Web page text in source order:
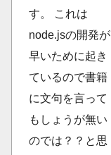
す。 これは
node.jsの開発が
早いために起き
ているので書籍
に文句を言って
もしょうが無い
のでは？？と思